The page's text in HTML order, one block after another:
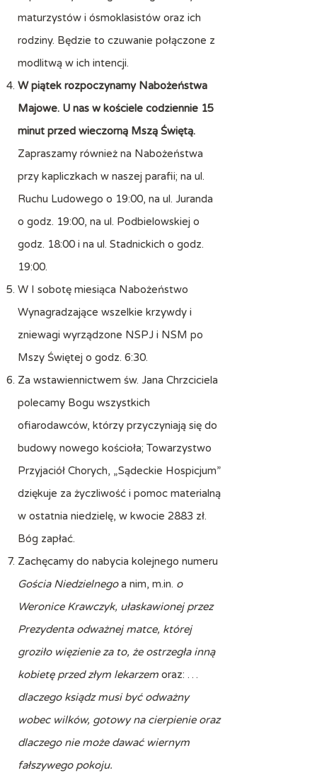
maturzystów i ósmoklasistów oraz ich
rodziny. Będzie to czuwanie połączone z
modlitwą w ich intencji.
W piątek rozpoczynamy Nabożeństwa
Majowe. U nas w kościele codziennie 15
minut przed wieczorną Mszą Świętą.
Zapraszamy również na Nabożeństwa
przy kapliczkach w naszej parafii; na ul.
Ruchu Ludowego o 19:00, na ul. Juranda
o godz. 19:00, na ul. Podbielowskiej o
godz. 18:00 i na ul. Stadnickich o godz.
19:00.
W I sobotę miesiąca Nabożeństwo
Wynagradzające wszelkie krzywdy i
zniewagi wyrządzone NSPJ i NSM po
Mszy Świętej o godz. 6:30.
Za wstawiennictwem św. Jana Chrzciciela
polecamy Bogu wszystkich
ofiarodawców, którzy przyczyniają się do
budowy nowego kościoła; Towarzystwo
Przyjaciół Chorych, „Sądeckie Hospicjum”
dziękuje za życzliwość i pomoc materialną
w ostatnia niedzielę, w kwocie 2883 zł.
Bóg zapłać.
Zachęcamy do nabycia kolejnego numeru
Gościa Niedzielnegoa nim, m.in. o
Weronice Krawczyk, ułaskawionej przez
Prezydenta odważnej matce, której
groziło więzienie za to, że ostrzegła inną
kobietę przed złym lekarzem oraz: …
dlaczego ksiądz musi być odważny
wobec wilków, gotowy na cierpienie oraz
dlaczego nie może dawać wiernym
fałszywego pokoju.